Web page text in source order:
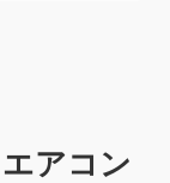
アコン